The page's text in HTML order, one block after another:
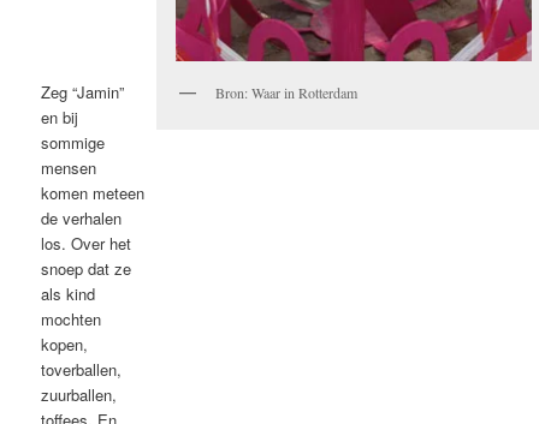
Zeg “Jamin”
en bij
sommige
mensen
komen meteen
de verhalen
los. Over het
snoep dat ze
als kind
mochten
kopen,
toverballen,
zuurballen,
Bron: Waar in Rotterdam